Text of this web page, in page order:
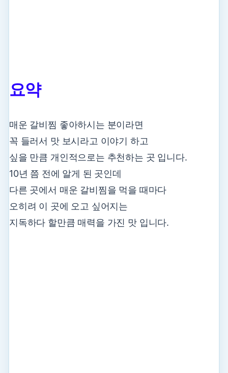
요약
매운 갈비찜 좋아하시는 분이라면
꼭 들러서 맛 보시라고 이야기 하고
싶을 만큼 개인적으로는 추천하는 곳 입니다.
10년 쯤 전에 알게 된 곳인데
다른 곳에서 매운 갈비찜을 먹을 때마다
오히려 이 곳에 오고 싶어지는
지독하다 할만큼 매력을 가진 맛 입니다.